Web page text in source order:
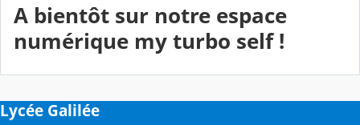
A bientôt sur notre espace
numérique my turbo self!
Lycée Galilée